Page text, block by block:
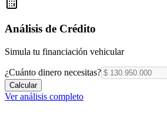
Análisis de Crédito
Simula tu financiación vehicular
¿Cuánto dinero necesitas?
Calcular
Ver análisis completo